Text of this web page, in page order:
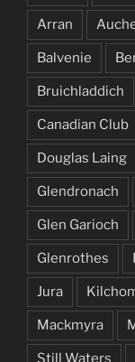
Arran
Balvenie
Bruichladdich
Canadian Club
Douglas Laing
Glendronach
Glen Garioch
Glenrothes
Jura
Mackmyra
Still Waters